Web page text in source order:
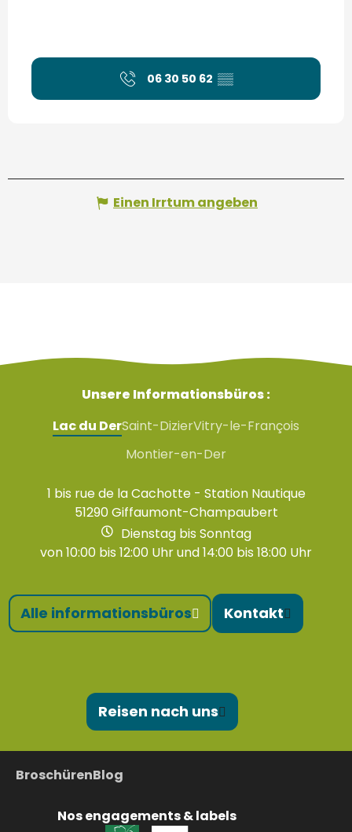
06 30 50 62 ▒▒
Einen Irrtum angeben
Unsere Informationsbüros :
Lac du DerSaint-DizierVitry-le-François
Montier-en-Der
1 bis rue de la Cachotte - Station Nautique
51290 Giffaumont-Champaubert
Dienstag bis Sonntag
von 10:00 bis 12:00 Uhr und 14:00 bis 18:00 Uhr
Alle informationsbüros Kontakt
Reisen nach uns
BroschürenBlog
Nos engagements & labels